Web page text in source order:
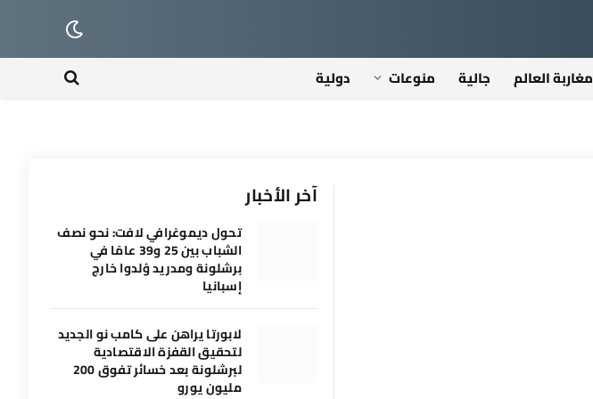
مغاربة العالم جالية منوعات دولية
آخر الأخبار
تحول ديموغرافي لافت: نحو نصف
الشباب بين 25 و39 عامًا في
برشلونة ومدريد وُلدوا خارج
إسبانيا
لابورتا يراهن على كامب نو الجديد
لتحقيق القفزة الاقتصادية
لبرشلونة بعد خسائر تفوق 200
مليون يورو